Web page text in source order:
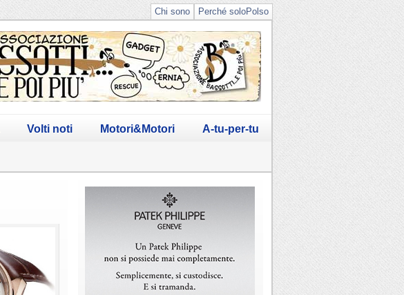
Perché soloPolso
Chi sono
Volti noti Motori&Motori A-tu-per-tu